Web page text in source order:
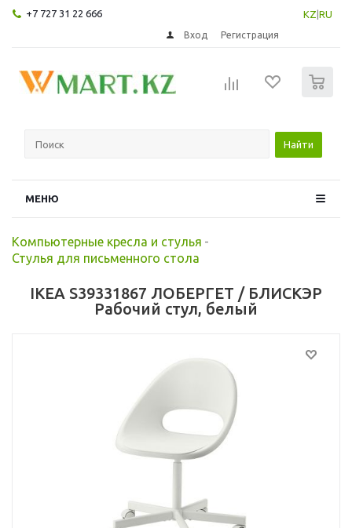
+7 727 31 22 666 KZ RU
Вход Регистрация
Найти
МЕНЮ
Компьютерные кресла и стулья -
Стулья для письменного стола
IKEA S39331867 ЛОБЕРГЕТ / БЛИСКЭР
Рабочий стул, белый